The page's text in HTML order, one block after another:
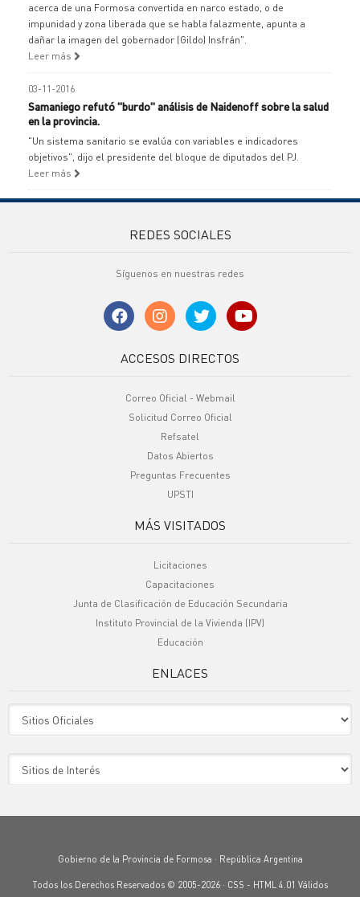
acerca de una Formosa convertida en narco estado, o de
impunidad y zona liberada que se habla falazmente, apunta a
dañar la imagen del gobernador (Gildo) Insfrán".
Leer más
03-11-2016
Samaniego refutó "burdo" análisis de Naidenoff sobre la salud
en la provincia.
"Un sistema sanitario se evalúa con variables e indicadores
objetivos", dijo el presidente del bloque de diputados del PJ.
Leer más
REDES SOCIALES
Síguenos en nuestras redes
ACCESOS DIRECTOS
Correo Oficial - Webmail
Solicitud Correo Oficial
Refsatel
Datos Abiertos
Preguntas Frecuentes
UPSTI
MÁS VISITADOS
Licitaciones
Capacitaciones
Junta de Clasificación de Educación Secundaria
Instituto Provincial de la Vivienda (IPV)
Educación
ENLACES
Gobierno de la Provincia de Formosa · República Argentina
Todos los Derechos Reservados © 2005-2026 · CSS - HTML 4.01 Válidos